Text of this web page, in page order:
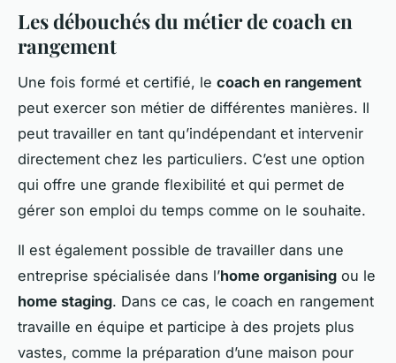
Les débouchés du métier de coach en
rangement
Une fois formé et certifié, le coach en rangement
peut exercer son métier de différentes manières. Il
peut travailler en tant qu’indépendant et intervenir
directement chez les particuliers. C’est une option
qui offre une grande flexibilité et qui permet de
gérer son emploi du temps comme on le souhaite.
Il est également possible de travailler dans une
entreprise spécialisée dans l’home organising ou le
home staging. Dans ce cas, le coach en rangement
travaille en équipe et participe à des projets plus
vastes, comme la préparation d’une maison pour